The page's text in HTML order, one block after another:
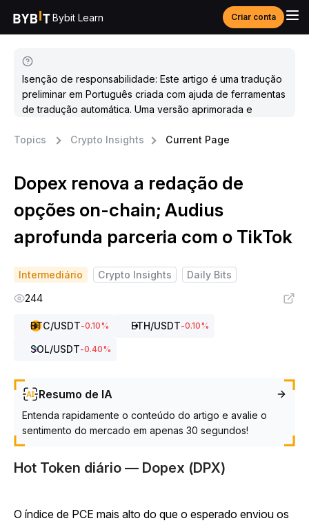
Bybit Learn Criar conta
Isenção de responsabilidade: Este artigo é uma tradução
preliminar em Português criada com ajuda de ferramentas
de tradução automática. Uma versão aprimorada e
Topics
Crypto Insights Current Page
Dopex renova a redação de
opções on-chain; Audius
aprofunda parceria com o TikTok
Intermediário Crypto Insights
Daily Bits
244
BTC/USDT-0.10% ETH/USDT-0.10%
SOL/USDT-0.40%
Resumo de IA
Entenda rapidamente o conteúdo do artigo e avalie o
sentimento do mercado em apenas 30 segundos!
Hot Token diário — Dopex (DPX)
O índice de PCE mais alto do que o esperado enviou os